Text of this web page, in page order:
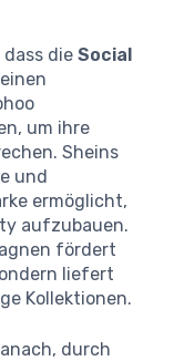
die Social
um ihre
Sheins
und
ermöglicht,
aufzubauen.
fördert
liefert
Kollektionen.
durch